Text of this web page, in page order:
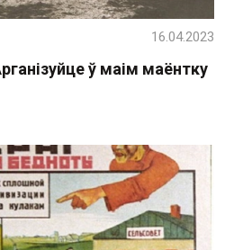
ў маім маёнтку
16.04.2023